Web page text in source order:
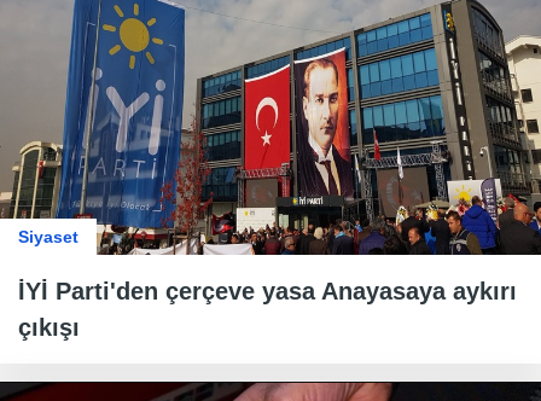
Siyaset
İYİ Parti'den çerçeve yasa Anayasaya aykırı
çıkışı